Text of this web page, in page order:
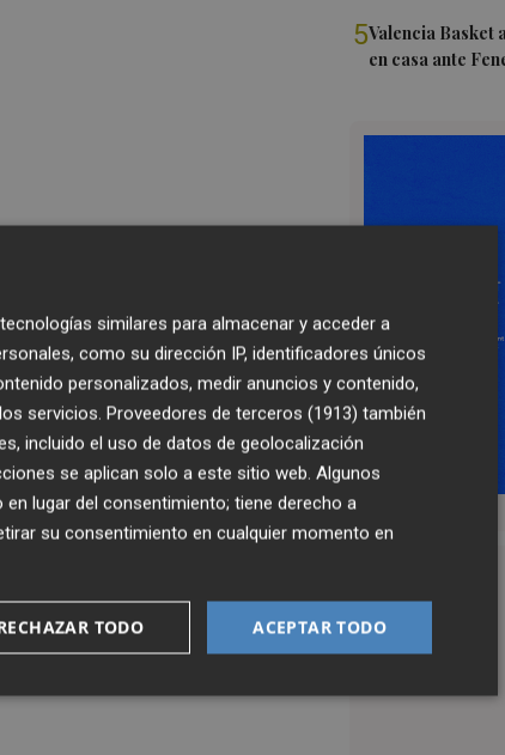
5Valencia Basket
en casa ante
similares para almacenar y acceder a
como su dirección IP, identificadores únicos
personalizados, medir anuncios y contenido,
servicios. Proveedores de terceros (1913) también
incluido el uso de datos de geolocalización
se aplican solo a este sitio web. Algunos
lugar del consentimiento; tiene derecho a
su consentimiento en cualquier momento en
ACEPTAR TODO
TODO